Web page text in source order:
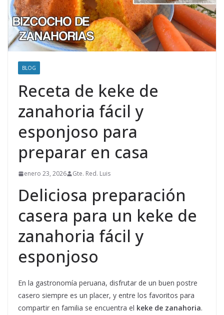
BLOG
Receta de keke de
zanahoria fácil y
esponjoso para
preparar en casa
enero 23, 2026 Gte. Red. Luis
Deliciosa preparación
casera para un keke de
zanahoria fácil y
esponjoso
En la gastronomía peruana, disfrutar de un buen postre
casero siempre es un placer, y entre los favoritos para
compartir en familia se encuentra el keke de zanahoria.